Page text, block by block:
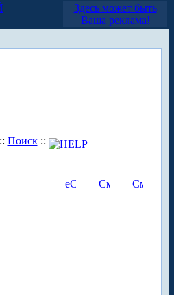
Здесь может быть
Ваша реклама!
Поиск::